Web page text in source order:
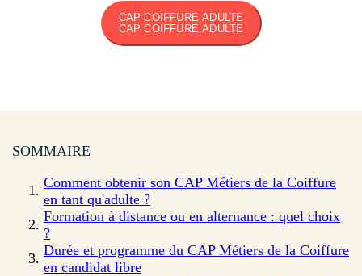
CAP COIFFURE ADULTE
CAP COIFFURE ADULTE
SOMMAIRE
Comment obtenir son CAP Métiers de la Coiffure
en tant qu'adulte ?
Formation à distance ou en alternance : quel choix
?
Durée et programme du CAP Métiers de la Coiffure
en candidat libre